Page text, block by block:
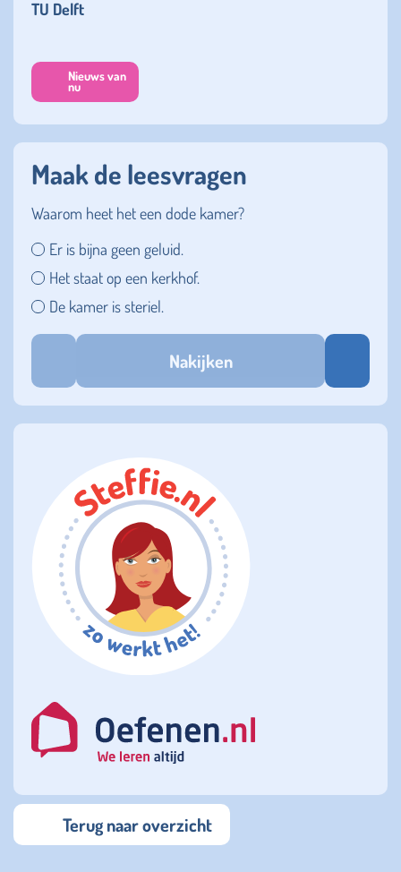
TU Delft
Nieuws van
nu
Maak de leesvragen
Waarom heet het een dode kamer?
Er is bijna geen geluid.
Het staat op een kerkhof.
De kamer is steriel.
Nakijken
Terug naar overzicht